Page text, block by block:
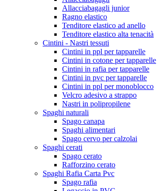
Allacciabagagli junior
Ragno elastico
Tenditore elastico ad anello
Tenditore elastico alta tenacità
Cintini - Nastri tessuti
Cintini in ppl per tapparelle
Cintini in cotone per tapparelle
Cintini in rafia per tapparelle
Cintini in pvc per tapparelle
Cintini in ppl per monoblocco
Velcro adesivo a strappo
Nastri in polipropilene
Spaghi naturali
Spago canapa
Spaghi alimentari
Spago cervo per calzolai
Spaghi cerati
Spago cerato
Rafforzino cerato
Spaghi Rafia Carta Pvc
Spago rafia